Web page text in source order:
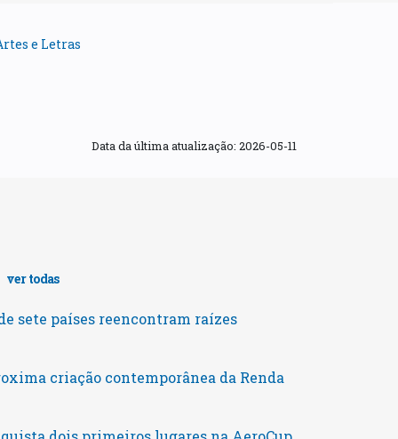
e Letras
Data da última atualização: 2026-05-11
ver todas
sete países reencontram raízes
criação contemporânea da Renda